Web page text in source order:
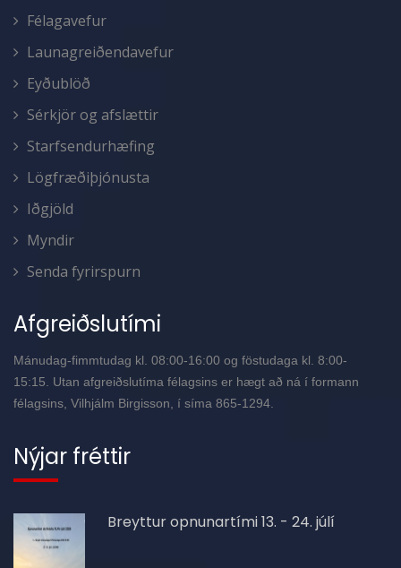
Félagavefur
Launagreiðendavefur
Eyðublöð
Sérkjör og afslættir
Starfsendurhæfing
Lögfræðiþjónusta
Iðgjöld
Myndir
Senda fyrirspurn
Afgreiðslutími
Mánudag-fimmtudag kl. 08:00-16:00 og föstudaga kl. 8:00-
15:15. Utan afgreiðslutíma félagsins er hægt að ná í formann
félagsins, Vilhjálm Birgisson, í síma 865-1294.
Nýjar fréttir
Breyttur opnunartími 13. - 24. júlí